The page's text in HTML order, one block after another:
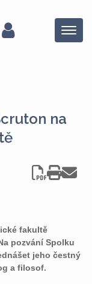
Menu
na
fakultě
pozvání Spolku
jeho čestný
a filosof.